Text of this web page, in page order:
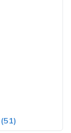
(51)